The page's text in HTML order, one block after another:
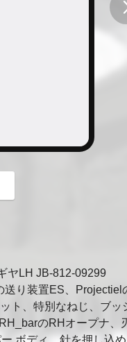
ヤLH JB-812-09299
送り装置ES、Projectiel
ト、特別なねじ、ブッ
のRHオープナ、